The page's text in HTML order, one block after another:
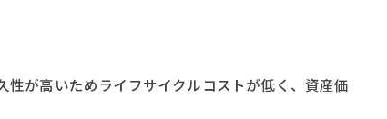
が高いためライフサイクルコストが低く、資産価